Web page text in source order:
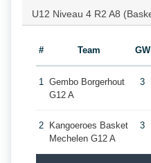
U12 Niveau 4 R2 A8
# Team GW
1 Gembo Borgerhout
G12 A
3
2
Kangoeroes Basket
Mechelen G12 A
3